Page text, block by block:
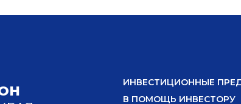
ИНВЕСТИЦИОННЫЕ
В ПОМОЩЬ ИНВЕСТОРУ